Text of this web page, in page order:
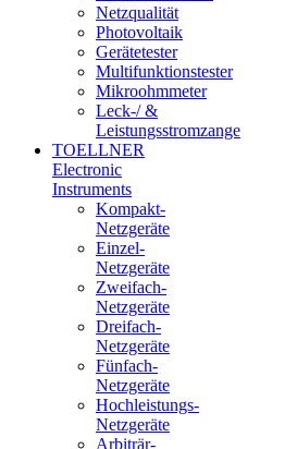
Netzqualität
Photovoltaik
Gerätetester
Multifunktionstester
Mikroohmmeter
Leck-/ &
Leistungsstromzange
TOELLNER
Electronic
Instruments
Kompakt-
Netzgeräte
Einzel-
Netzgeräte
Zweifach-
Netzgeräte
Dreifach-
Netzgeräte
Fünfach-
Netzgeräte
Hochleistungs-
Netzgeräte
Arbiträr-